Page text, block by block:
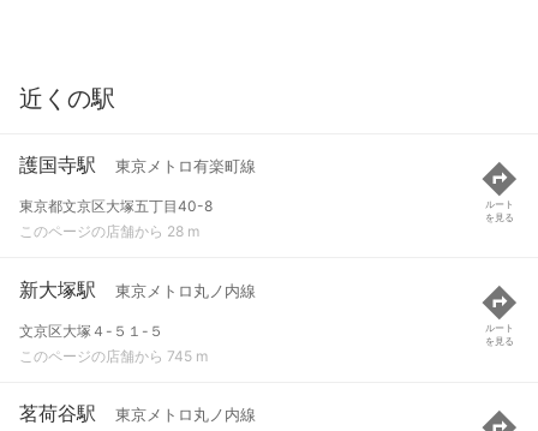
近くの駅
護国寺駅 東京メトロ有楽町線
東京都文京区大塚五丁目40-8
このページの店舗から 28 m
ルート
を見る
新大塚駅 東京メトロ丸ノ内線
文京区大塚４-５１-５
このページの店舗から 745 m
ルート
を見る
茗荷谷駅 東京メトロ丸ノ内線